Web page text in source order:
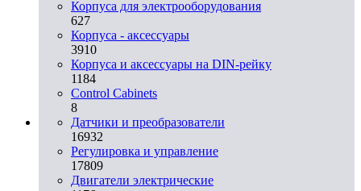
Корпуса для электрооборудования
627
Корпуса - аксессуары
3910
Корпуса и аксессуары на DIN-рейку
1184
Control Cabinets
8
Датчики и преобразователи
16932
Регулировка и управление
17809
Двигатели электрические